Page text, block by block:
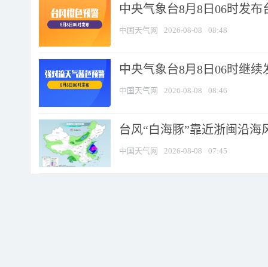
中央气象台8月8日06时发布
中国天气网 2026-08-08 08:48
中央气象台8月8日06时继
中国天气网 2026-08-08 08:46
台风“白海豚”靠近浙闽沿
中国天气网 2026-08-08 07:45